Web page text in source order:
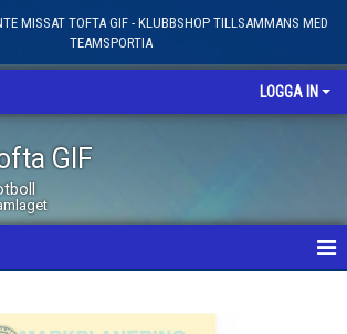
MISSAT TOFTA GIF - KLUBBSHOP TILLSAMMANS MED
TEAMSPORTIA
LOGGA IN
GIF